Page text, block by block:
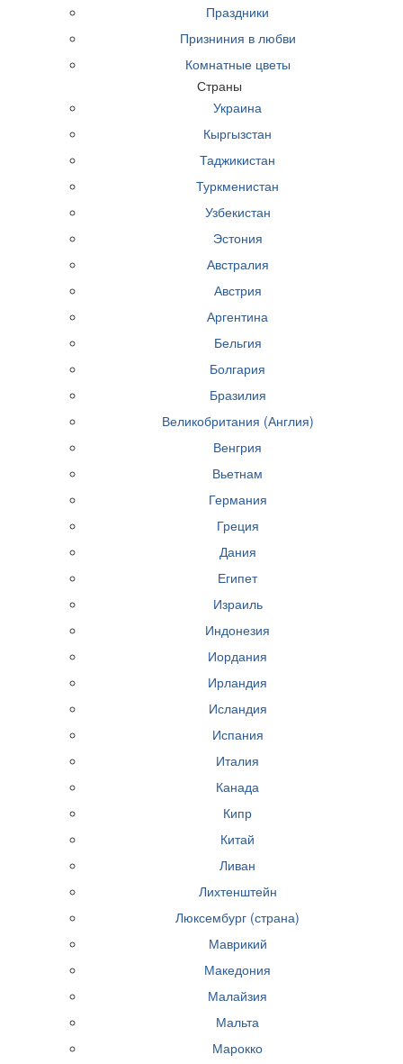
Праздники
Призниния в любви
Комнатные цветы
Страны
Украина
Кыргызстан
Таджикистан
Туркменистан
Узбекистан
Эстония
Австралия
Австрия
Аргентина
Бельгия
Болгария
Бразилия
Великобритания (Англия)
Венгрия
Вьетнам
Германия
Греция
Дания
Египет
Израиль
Индонезия
Иордания
Ирландия
Исландия
Испания
Италия
Канада
Кипр
Китай
Ливан
Лихтенштейн
Люксембург (страна)
Маврикий
Македония
Малайзия
Мальта
Марокко